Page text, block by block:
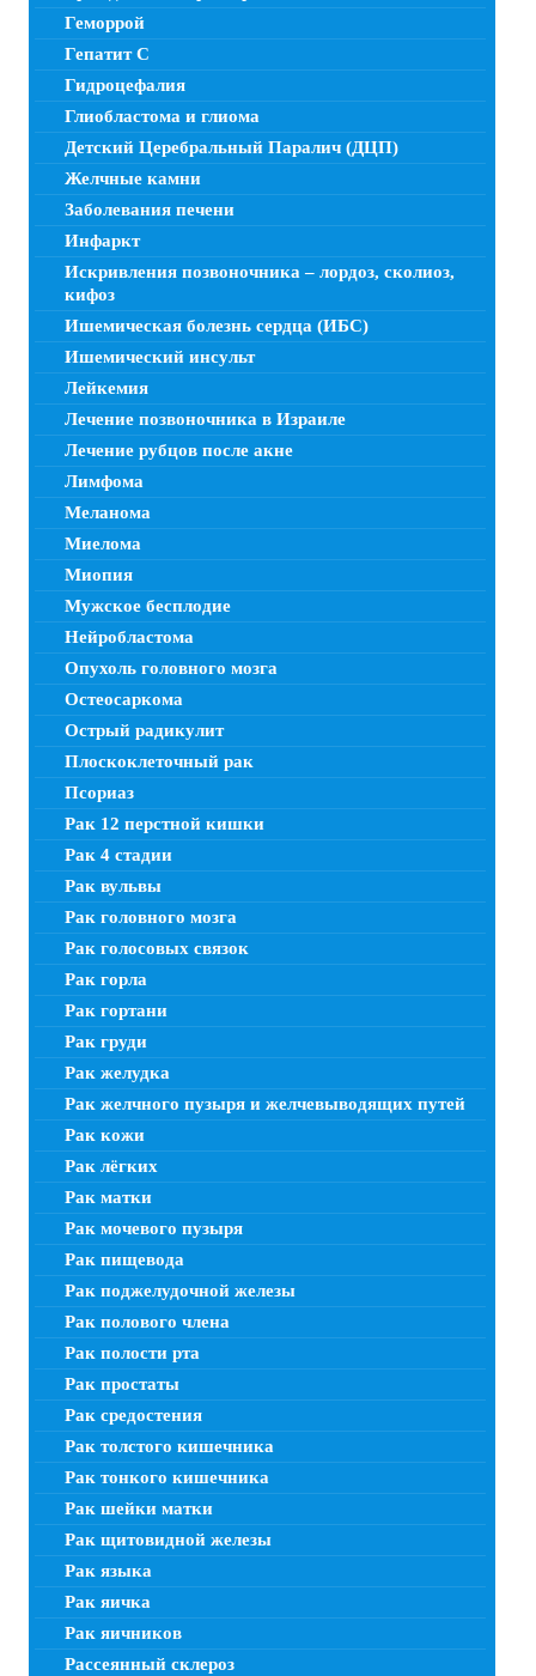
Геморрой
Гепатит C
Гидроцефалия
Глиобластома и глиома
Детский Церебральный Паралич (ДЦП)
Желчные камни
Заболевания печени
Инфаркт
Искривления позвоночника – лордоз, сколиоз,
кифоз
Ишемическая болезнь сердца (ИБС)
Ишемический инсульт
Лейкемия
Лечение позвоночника в Израиле
Лечение рубцов после акне
Лимфома
Меланома
Миелома
Миопия
Мужское бесплодие
Нейробластома
Опухоль головного мозга
Остеосаркома
Острый радикулит
Плоскоклеточный рак
Псориаз
Рак 12 перстной кишки
Рак 4 стадии
Рак вульвы
Рак головного мозга
Рак голосовых связок
Рак горла
Рак гортани
Рак груди
Рак желудка
Рак желчного пузыря и желчевыводящих путей
Рак кожи
Рак лёгких
Рак матки
Рак мочевого пузыря
Рак пищевода
Рак поджелудочной железы
Рак полового члена
Рак полости рта
Рак простаты
Рак средостения
Рак толстого кишечника
Рак тонкого кишечника
Рак шейки матки
Рак щитовидной железы
Рак языка
Рак яичка
Рак яичников
Рассеянный склероз